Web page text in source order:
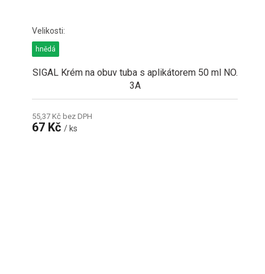
SIGAL Krém na obuv tuba s aplikátorem 50 ml NO.
3A
55,37 Kč bez DPH
67 Kč/ ks
hnědá